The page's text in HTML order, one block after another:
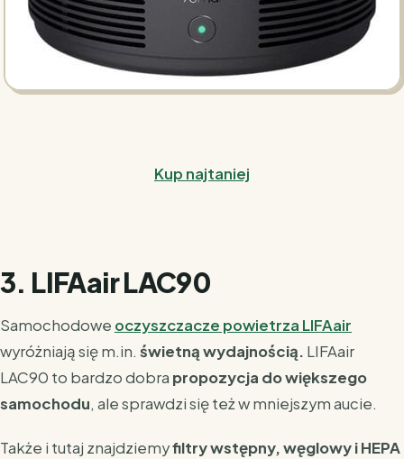
Kup najtaniej
3. LIFAair LAC90
Samochodowe oczyszczacze powietrza LIFAair
wyróżniają się m.in. świetną wydajnością. LIFAair
LAC90 to bardzo dobra propozycja do większego
samochodu, ale sprawdzi się też w mniejszym aucie.
Także i tutaj znajdziemyfiltry wstępny, węglowy i HEPA